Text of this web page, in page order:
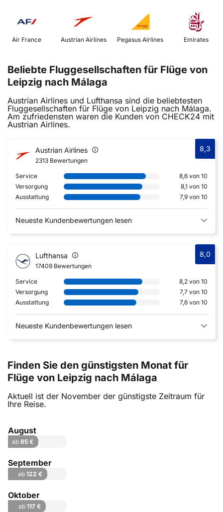
Air France Austrian Airlines Emirates
Beliebte Fluggesellschaften für Flüge von
Leipzig nach Málaga
Austrian Airlines und Lufthansa sind die beliebtesten
Fluggesellschaften für Flüge von Leipzig nach Málaga.
Am zufriedensten waren die Kunden von CHECK24 mit
Austrian Airlines.
Austrian Airlines
2313 Bewertungen
8,3
Service
8,6 von 10
Versorgung
8,1 von 10
Ausstattung
7,9 von 10
Neueste Kundenbewertungen lesen
Lufthansa
17409 Bewertungen
8,0
Service
8,2 von 10
Versorgung
7,7 von 10
Ausstattung
7,6 von 10
Neueste Kundenbewertungen lesen
Finden Sie den günstigsten Monat für
Flüge von Leipzig nach Málaga
Aktuell ist der November der günstigste Zeitraum für
Ihre Reise.
August
ab85 €
September
ab 122 €
Oktober
ab117 €